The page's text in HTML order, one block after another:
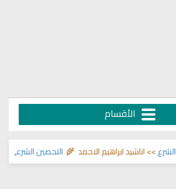
الأقسام
التحصين الشرعي>> اناشيد ابراهيم الاحمد 🌾